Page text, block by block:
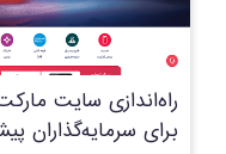
راه‌اندازی سایت
برای سرمایه‌گذاران